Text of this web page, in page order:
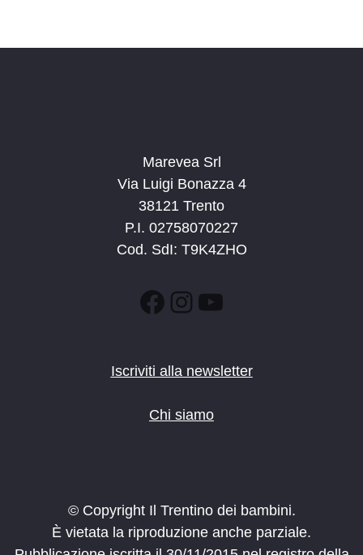
Marevea Srl
Via Luigi Bonazza 4
38121 Trento
P.I. 02758070227
Cod. SdI: T9K4ZHO
Facebook
Instagram
YouTube
Iscriviti alla newsletter
Chi siamo
© Copyright Il Trentino dei bambini.
È vietata la riproduzione anche parziale.